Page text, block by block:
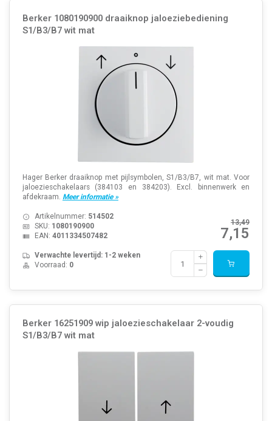
Berker 1080190900 draaiknop jaloeziebediening
S1/B3/B7 wit mat
Hager Berker draaiknop met pijlsymbolen, S1/B3/B7, wit mat. Voor
jaloezieschakelaars (384103 en 384203). Excl. binnenwerk en
afdekraam. Meer informatie »
13,49
7,15
Artikelnummer: 514502
SKU: 1080190900
EAN: 4011334507482
Verwachte levertijd: 1-2 weken
Voorraad: 0
Berker 16251909 wip jaloezieschakelaar 2-voudig
S1/B3/B7 wit mat